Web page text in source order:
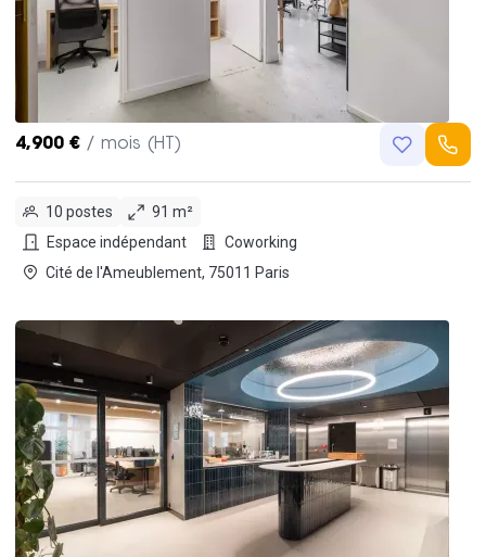
4,900 € / mois (HT)
10 postes
91 m²
Espace indépendant
Coworking
Cité de l'Ameublement, 75011 Paris